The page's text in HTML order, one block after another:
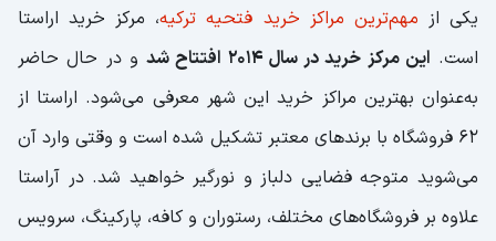
یکی از مهم‌ترین مراکز خرید فتحیه ترکیه، مرکز خرید اراستا
است. این مرکز خرید در سال 2014 افتتاح شد
و در حال حاضر
به‌عنوان بهترین مراکز خرید این شهر معرفی می‌شود. اراستا از
62 فروشگاه با برندهای معتبر تشکیل شده است و وقتی وارد آن
می‌شوید متوجه فضایی دلباز و نورگیر خواهید شد. در آراستا
علاوه بر فروشگاه‌‌های مختلف، رستوران و کافه، پارکینگ، سرویس